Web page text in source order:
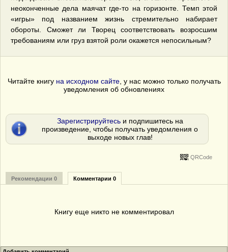
неоконченные дела маячат где-то на горизонте. Темп этой
«игры» под названием жизнь стремительно набирает
обороты. Сможет ли Творец соответствовать возросшим
требованиям или груз взятой роли окажется непосильным?
Читайте книгу на исходном сайте, у нас можно только получать
уведомления об обновлениях
Зарегистрируйтесьи подпишитесь на
произведение, чтобы получать уведомления о
выходе новых глав!
QRCode
Рекомендации 0 Комментарии 0
Книгу еще никто не комментировал